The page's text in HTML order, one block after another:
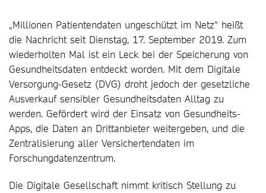
„Millionen Patientendaten ungeschützt im Netz“ heißt
die Nachricht seit Dienstag, 17. September 2019. Zum
wiederholten Mal ist ein Leck bei der Speicherung von
Gesundheitsdaten entdeckt worden. Mit dem Digitale
Versorgung-Gesetz (DVG) droht jedoch der gesetzliche
Ausverkauf sensibler Gesundheitsdaten Alltag zu
werden. Gefördert wird der Einsatz von Gesundheits-
Apps, die Daten an Drittanbieter weitergeben, und die
Zentralisierung aller Versichertendaten im
Forschungdatenzentrum.
Die Digitale Gesellschaft nimmt kritisch Stellung zu